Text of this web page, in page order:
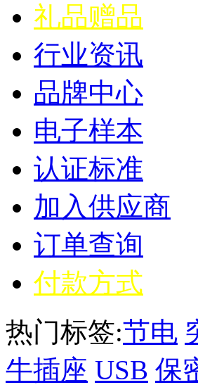
礼品赠品
行业资讯
品牌中心
电子样本
认证标准
加入供应商
订单查询
付款方式
热门标签:节电
牛插座 USB 保